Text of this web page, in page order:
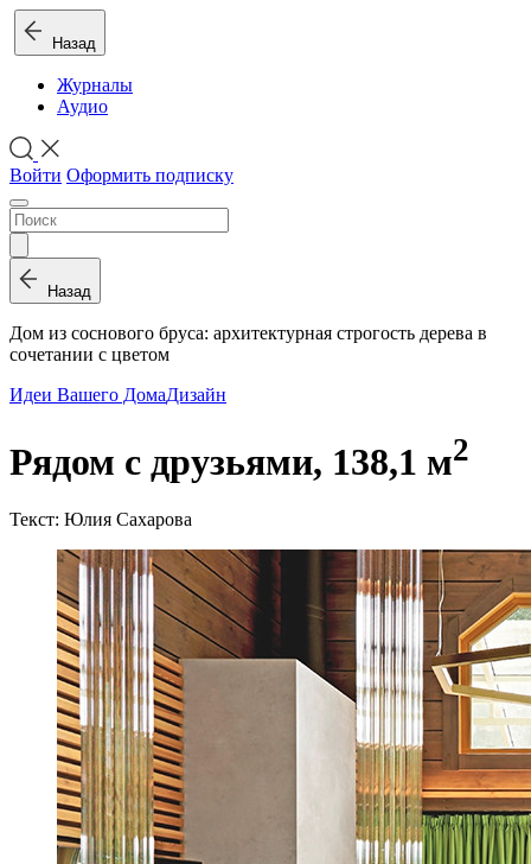
Назад
Журналы
Аудио
Войти Оформить подписку
Назад
Дом из соснового бруса: архитектурная строгость дерева в
сочетании с цветом
Идеи Вашего ДомаДизайн
Рядом с друзьями, 138,1 м2
Текст: Юлия Сахарова